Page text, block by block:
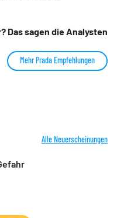
Das sagen die Analysten
Mehr Prada Empfehlungen
Alle Neuerscheinungen